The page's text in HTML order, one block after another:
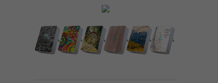
ne perturbait pas du tout le volume
combien de temps le système
résistera aux intempéries de la